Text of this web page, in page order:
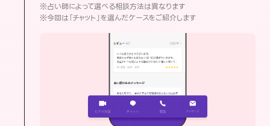
※占い師によって選べる相談方法は異なります
※今回は「チャット」を選んだケースをご紹介します